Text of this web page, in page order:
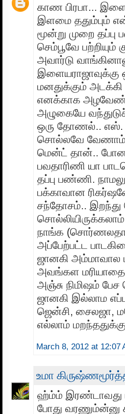
காண பிரபா...
இளமை ததும்பும்
மூன்று முறை தப்பு
செம்பூவே பற்றியும்
அவார்டு
மனதுக்கும் அடக்கி
எனக்காக
அழுகையே
ஒரு தோணல்.. எஸ்.
சொல்லவே
மென்ட் தான்..
பவதாரிணி யா
தப்பு பண்ணி.
பக்காவான
சந்தோசம்..
நாங்க
அப்பேற்பட்ட
ஜானகி அம்மாவால
அவங்கள
அஞ்சு நிமிஷம்
ஜானகி இல்லாம
ஜென்சி, சைலஜா,
எல்லாம்
March 8, 2012 at 12:07
உமா
ஹ்ம்ம் இரண்டாவது
போது